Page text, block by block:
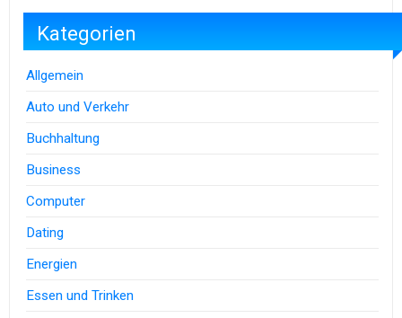
Kategorien
Allgemein
Auto und Verkehr
Buchhaltung
Business
Computer
Dating
Energien
Essen und Trinken